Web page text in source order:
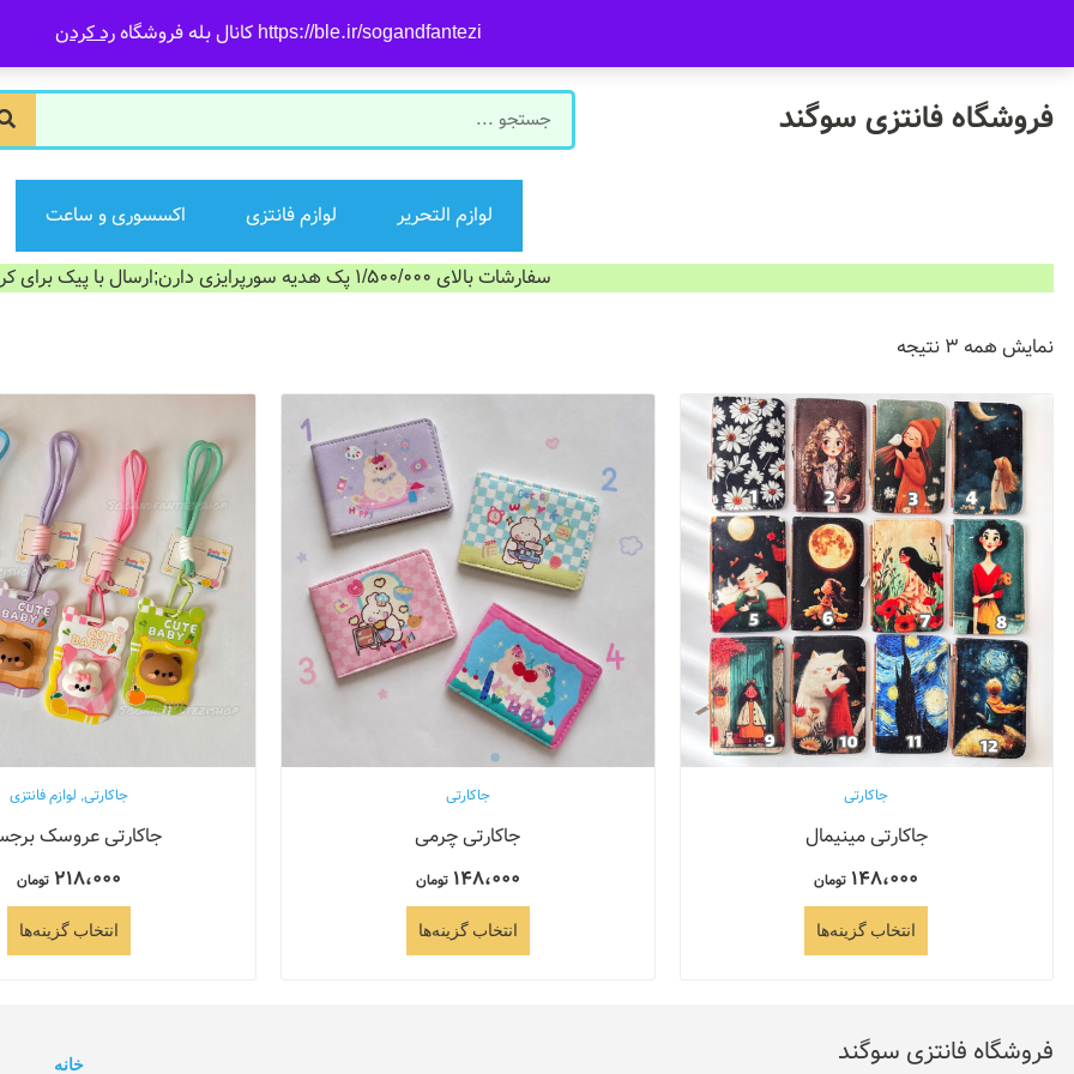
https://ble.ir/sogandfantezi کانال بله فروشگاه رد کردن
فروشگاه فانتزی سوگند
لوازم التحریر لوازم فانتزی اکسسوری و ساعت
سفارشات بالای 1/500/000 پک هدیه سورپرایزی دارن;ارسال با پیک برای کرج
نمایش همه 3 نتیجه
جاکارتی
جاکارتی مینیمال
148،000 تومان
انتخاب گزینه‌ها
جاکارتی
جاکارتی چرمی
148،000 تومان
انتخاب گزینه‌ها
جاکارتی, لوازم فانتزی
جاکارتی عروسک
218،000 تومان
انتخاب گزینه‌ها
فروشگاه فانتزی سوگند خانه